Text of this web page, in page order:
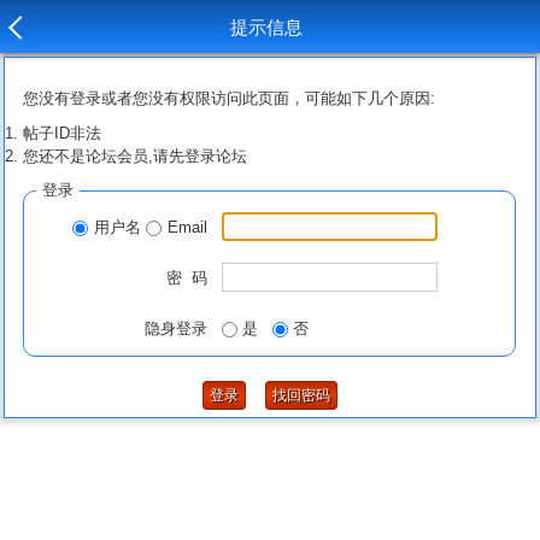
提示信息
您没有登录或者您没有权限访问此页面，可能如下几个原因:
帖子ID非法
您还不是论坛会员,请先登录论坛
登录
用户名 Email
密 码
隐身登录 是 否